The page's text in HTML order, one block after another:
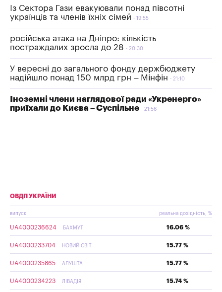
Із Сектора Гази евакуювали понад півсотні
українців та членів їхніх сімей
19:55
російська атака на Дніпро: кількість
постраждалих зросла до 28
20:30
У вересні до загального фонду держбюджету
надійшло понад 150 млрд грн – Мінфін
21:10
Іноземні члени наглядової ради «Укренерго»
приїхали до Києва – Суспільне
21:56
ОВДП УКРАЇНИ
випуск реальна дохідність, %
UA4000236624 БАХМУТ 16.06 %
UA4000233704 НОВИЙ СВІТ 15.77 %
UA4000235865 АЛУШТА 15.77 %
UA4000234223 ЛІВАДІЯ 15.74 %